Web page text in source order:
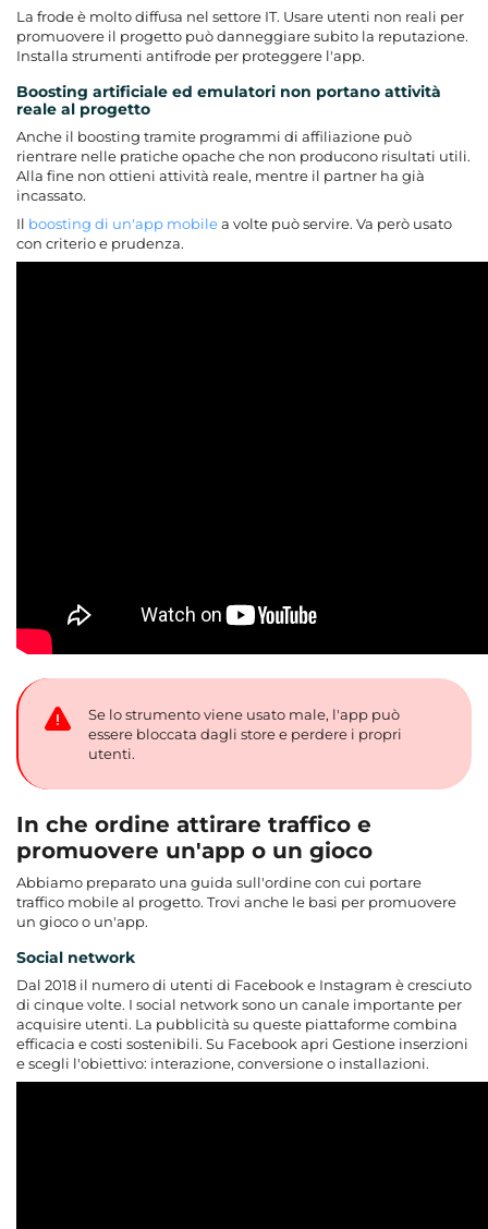
La frode è molto diffusa nel settore IT. Usare utenti non reali per
promuovere il progetto può danneggiare subito la reputazione.
Installa strumenti antifrode per proteggere l'app.
Boosting artificiale ed emulatori non portano attività
reale al progetto
Anche il boosting tramite programmi di affiliazione può
rientrare nelle pratiche opache che non producono risultati utili.
Alla fine non ottieni attività reale, mentre il partner ha già
incassato.
Il boosting di un'app mobilea volte può servire. Va però usato
con criterio e prudenza.
Se lo strumento viene usato male, l'app può
essere bloccata dagli store e perdere i propri
utenti.
In che ordine attirare traffico e
promuovere un'app o un gioco
Abbiamo preparato una guida sull'ordine con cui portare
traffico mobile al progetto. Trovi anche le basi per promuovere
un gioco o un'app.
Social network
Dal 2018 il numero di utenti di Facebook e Instagram è cresciuto
di cinque volte. I social network sono un canale importante per
acquisire utenti. La pubblicità su queste piattaforme combina
efficacia e costi sostenibili. Su Facebook apri Gestione inserzioni
e scegli l'obiettivo: interazione, conversione o installazioni.